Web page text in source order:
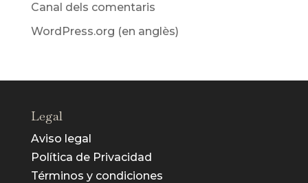
Canal dels comentaris
WordPress.org (en anglès)
Legal
Aviso legal
Política de Privacidad
Términos y condiciones